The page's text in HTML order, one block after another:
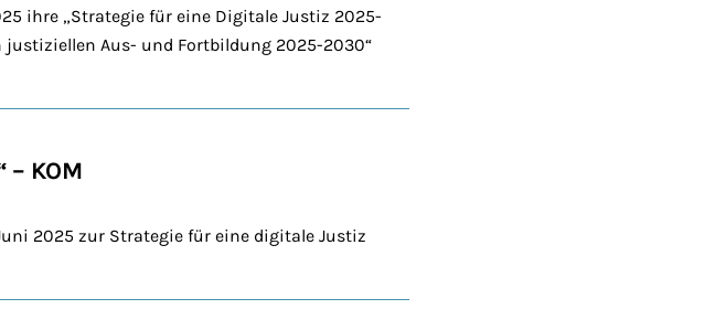
ihre „Strategie für eine Digitale Justiz 2025-
Aus- und Fortbildung 2025-2030“
KOM
2025 zur Strategie für eine digitale Justiz